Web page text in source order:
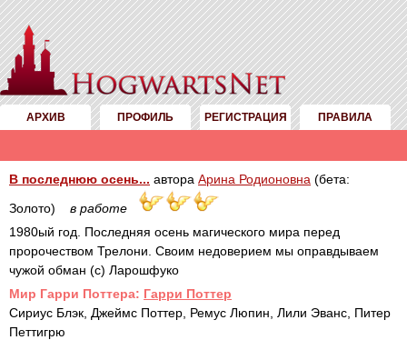
АРХИВ ПРОФИЛЬ РЕГИСТРАЦИЯ ПРАВИЛА
В последнюю осень... автора Арина Родионовна (бета:
Золото) в работе
1980ый год. Последняя осень магического мира перед
пророчеством Трелони. Своим недоверием мы оправдываем
чужой обман (с) Ларошфуко
Mир Гарри Поттера: Гарри Поттер
Сириус Блэк, Джеймс Поттер, Ремус Люпин, Лили Эванс, Питер
Петтигрю